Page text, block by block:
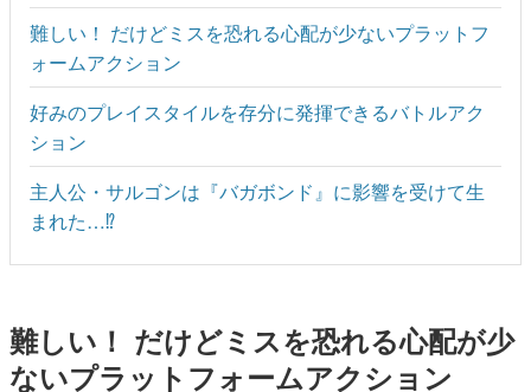
難しい！ だけどミスを恐れる心配が少ないプラットフ
ォームアクション
好みのプレイスタイルを存分に発揮できるバトルアク
ション
主人公・サルゴンは『バガボンド』に影響を受けて生
まれた…⁉
難しい！ だけどミスを恐れる心配が少
ないプラットフォームアクション